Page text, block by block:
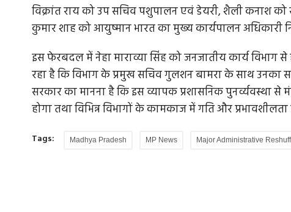
विक्रांत राय को उप सचिव पशुपालन एवं डेयरी, शैली कनाश को
कुमार शाह को आयुष्मान भारत का मुख्य कार्यपालन अधिकारी
इस फेरबदल में नेहा माराव्या सिंह को जनजातीय कार्य
रहा है कि विभाग के प्रमुख सचिव गुलशन बामरा के साथ
सरकार का मानना है कि इस व्यापक प्रशासनिक पुनर्व्यवस्था
होगा तथा विभिन्न विभागों के कामकाज में गति और
Tags: Madhya Pradesh MP News Major Administrative
संक्रमण से
गणतंत्र दिवस विशेष: संविधान का पुनरावलोकन नहीं
पुनर्पाठ...
भारत के संविधान के 75 साल पूरा होने का समारोह मनाया जा